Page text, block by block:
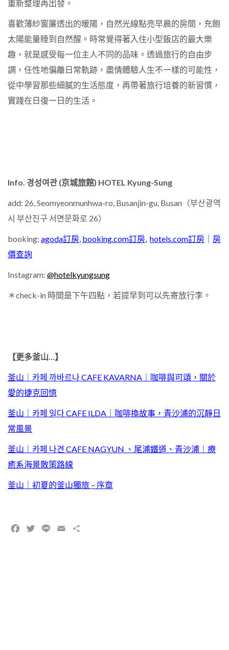
重新整理再出發。
喜歡薄紗窗簾透出的暖陽，自然光線點亮早晨的房間，充飽
太陽能量睡到自然醒。時常覺得著入住小型飯店的最大樂
趣，就是感受每一位主人不同的品味。透過旅行的自由步
調，任性地偏離日常軌跡，盡情體驗人生不一樣的可能性，
從中學習那些細膩的生活態度，再帶著旅行培養的新習慣，
實踐在日復一日的生活。
Info. 경성여관 (京城旅館) HOTEL Kyung-Sung
add: 26, Seomyeonmunhwa-ro, Busanjin-gu, Busan（부산광역
시 부산진구 서면문화로 26）
booking: agoda訂房 booking.com訂房 hotels.com訂房
房
價查詢
Instagram: @hotelkyungsung
＊check-in 時間是下午四點，若提早到可以先寄放行李。
【更多釜山 】
釜山｜카페 까바르나 CAFE KAVARNA｜咖啡與可頌，關於
愛的捷克回憶
釜山｜카페 일다 CAFE ILDA｜咖啡換故事，青沙浦的沉靜日
常風景
釜山｜카페 나견 CAFE NAGYUN 、尾浦鐵道、青沙浦｜療
癒系海景散策路線
釜山｜初夏的釜山獨旅 – 序章
FacebookTwitter
Line Email